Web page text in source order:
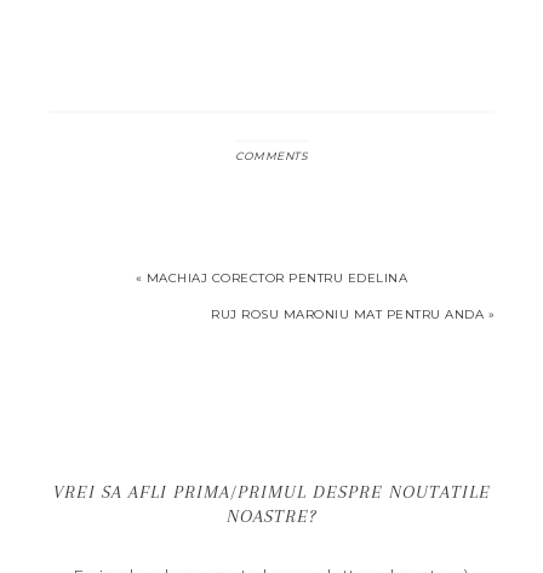
COMMENTS
« MACHIAJ CORECTOR PENTRU EDELINA
RUJ ROSU MARONIU MAT PENTRU ANDA »
VREI SA AFLI PRIMA/PRIMUL DESPRE NOUTATILE
NOASTRE?